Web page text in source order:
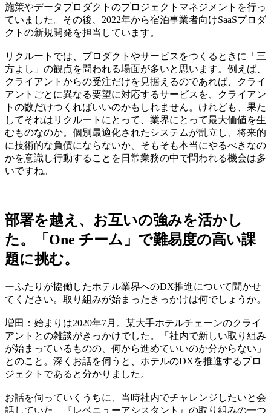
施策やデータプロダクトの​プロジェクトマネジメントを行っ
て​いました。その後、2022年から宿泊事業者向けSaaSプロダ
クトの新規開発を​​担当しています。​
​​リクルートでは、プロダクトやサービスをつくるときに「三
方よし」の観点を問われる場面が多いと思います。例えば、
クライアントからの受注だけを見据えるのであれば、​​クライ
アント​​ごとに異なる要望に対応するサービスを、クライアン
トの数だけつくればいいのかもしれません​​。けれども、果た
してそれは​​リクルートにとって、業界にとって最大価値を生
むものなのか。個別最適化されたシステムが乱立し、将来的
に技術的な負債にならないか、そもそも本当にやるべきなの
かを意識し行動することを日常業務の中で問われる機会は多
いですね。​
​​部署を越え、お互いの強みを活かし
た。「One チーム」で難易度の高い課
題に挑む。​
​ーふたりが協働したホテル業界へのDX推進について聞かせ
てください。取り組みが始まったきっかけは何でしょうか。​
増田：始まりは2020年7月。某大手ホテルチェーンのクライ
アントとの雑談がきっかけでした。「社内で新しい取り組み
が始まっているものの、何から進めていいのか分からない」
とのこと。深くお話を伺うと、ホテルのDXを推進するプロ
ジェクトであると分かりました。​
​​お話を伺っていくうちに、当時社内でチャレンジしたいと会
話していた、『レベニューアシスタント』の取り組みの一つ